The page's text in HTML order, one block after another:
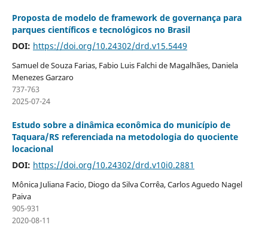
Proposta de modelo de framework de governança para
parques científicos e tecnológicos no Brasil
DOI: https://doi.org/10.24302/drd.v15.5449
Samuel de Souza Farias, Fabio Luis Falchi de Magalhães, Daniela
Menezes Garzaro
737-763
2025-07-24
Estudo sobre a dinâmica econômica do município de
Taquara/RS referenciada na metodologia do quociente
locacional
DOI: https://doi.org/10.24302/drd.v10i0.2881
Mônica Juliana Facio, Diogo da Silva Corrêa, Carlos Aguedo Nagel
Paiva
905-931
2020-08-11